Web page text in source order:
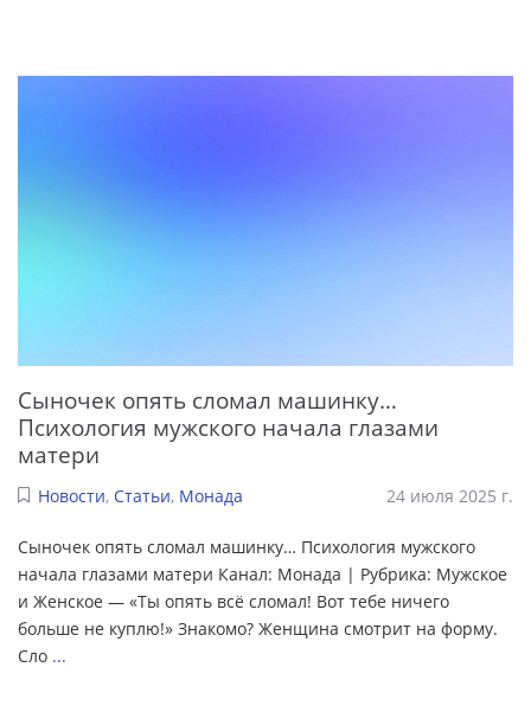
Сыночек опять сломал машинку…
Психология мужского начала глазами
матери
Новости, Статьи, Монада 24 июля 2025 г.
Сыночек опять сломал машинку… Психология мужского
начала глазами матери Канал: Монада | Рубрика: Мужское
и Женское — «Ты опять всё сломал! Вот тебе ничего
больше не куплю!» Знакомо? Женщина смотрит на форму.
Сло ...